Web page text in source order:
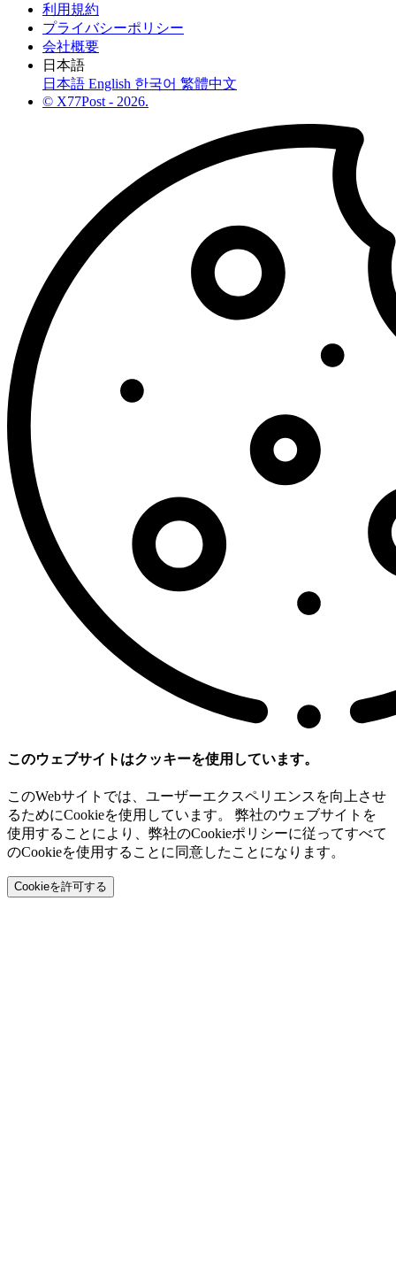
利用規約
プライバシーポリシー
会社概要
日本語
日本語 English 한국어 繁體中文
© X77Post - 2026.
このウェブサイトはクッキーを使用しています。
このWebサイトでは、ユーザーエクスペリエンスを向上させ
るためにCookieを使用しています。 弊社のウェブサイトを
使用することにより、弊社のCookieポリシーに従ってすべて
のCookieを使用することに同意したことになります。
Cookieを許可する